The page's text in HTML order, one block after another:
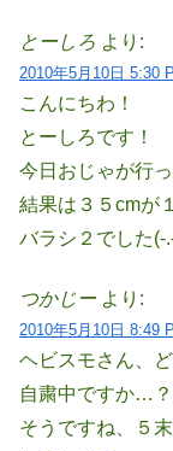
とーしろ より:
2010年5月10日 5:30
こんにちわ！
とーしろです！
今日おじゃが行
結果は３５cmが
バラシ２でした(-
つかじー より:
2010年5月10日 8:49
ヘビスモさん、
自粛中ですか…？
そうですね、５